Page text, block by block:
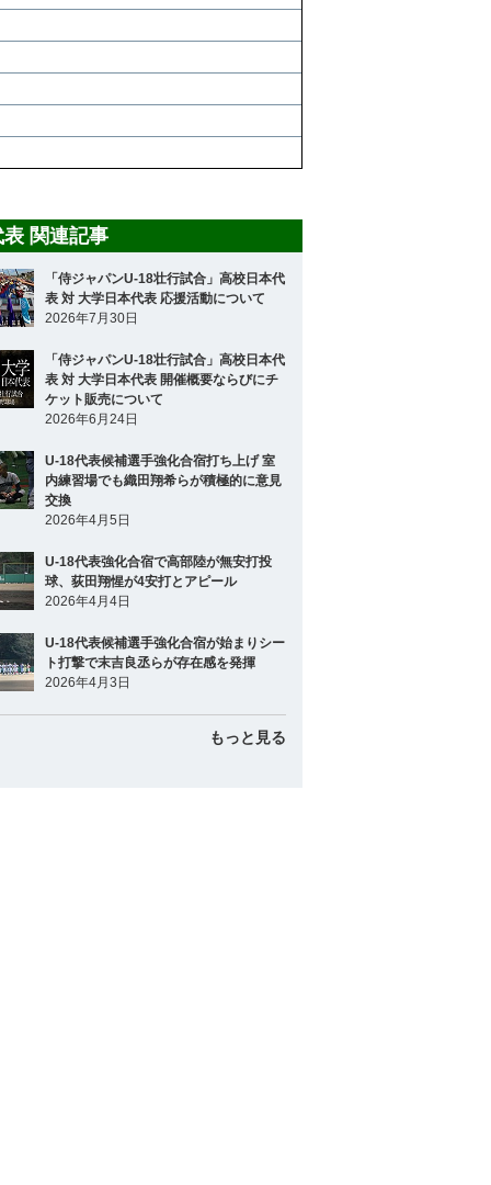
関連記事
「侍ジャパンU-18壮行試合」高校日本代
表 対 大学日本代表 応援活動について
2026年7月30日
「侍ジャパンU-18壮行試合」高校日本代
表 対 大学日本代表 開催概要ならびにチ
ケット販売について
2026年6月24日
U-18代表候補選手強化合宿打ち上げ 室
内練習場でも織田翔希らが積極的に意見
交換
2026年4月5日
U-18代表強化合宿で高部陸が無安打投
球、荻田翔惺が4安打とアピール
2026年4月4日
U-18代表候補選手強化合宿が始まりシー
ト打撃で末吉良丞らが存在感を発揮
2026年4月3日
もっと見る